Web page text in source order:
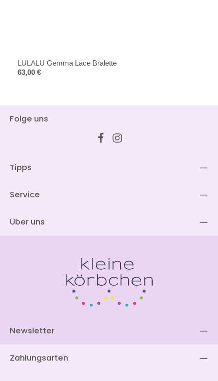
LULALU Gemma Lace Bralette
Regulärer Preis:
63,00 €
Folge uns
Tipps
Service
Über uns
Newsletter
Zahlungsarten